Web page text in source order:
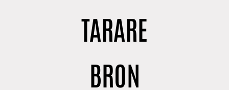
TARARE
BRON